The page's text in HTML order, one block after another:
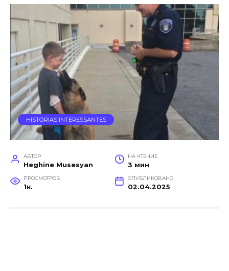
HISTÓRIAS INTERESSANTES
АВТОР
Heghine Musesyan
НА ЧТЕНИЕ
3 мин
ПРОСМОТРОВ
1к.
ОПУБЛИКОВАНО
02.04.2025